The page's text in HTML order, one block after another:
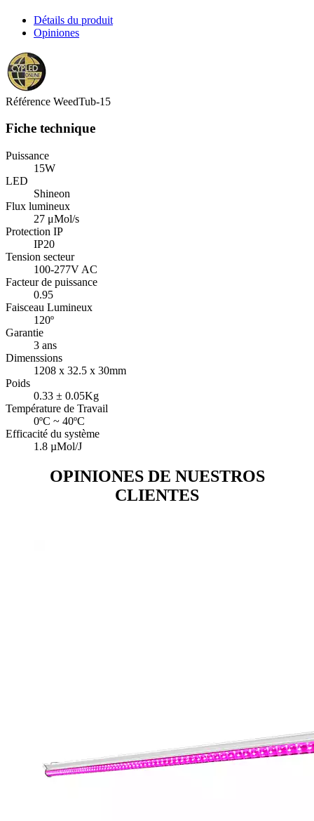
Détails du produit
Opiniones
Référence WeedTub-15
Fiche technique
Puissance
15W
LED
Shineon
Flux lumineux
27 μMol/s
Protection IP
IP20
Tension secteur
100-277V AC
Facteur de puissance
0.95
Faisceau Lumineux
120º
Garantie
3 ans
Dimenssions
1208 x 32.5 x 30mm
Poids
0.33 ± 0.05Kg
Température de Travail
0ºC ~ 40ºC
Efficacité du système
1.8 µMol/J
OPINIONES DE NUESTROS
CLIENTES